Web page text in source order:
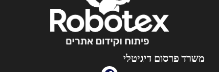
משרד פרסום דיגיטלי